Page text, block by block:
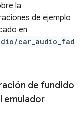
la
de ejemplo
en
car_audio_fad
de fundido
emulador